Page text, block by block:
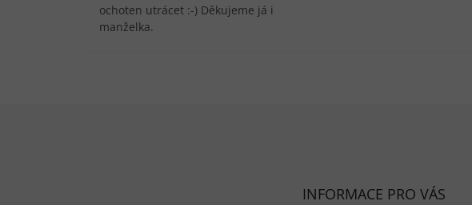
ochoten utrácet :-) Děkujeme já i
manželka.
INFORMACE PRO VÁS